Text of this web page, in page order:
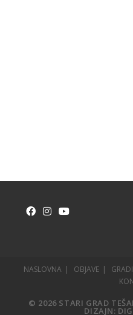
NASLOVNA OBJAVE
© 2026 STARI GRAD
DIZAJN: